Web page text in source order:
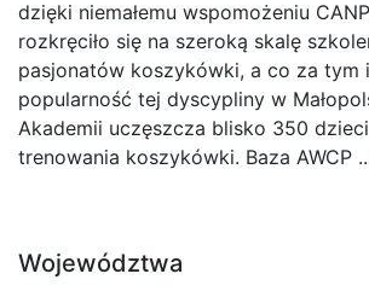
dzięki niemałemu wspomożeniu
rozkręciło się na szeroką skalę
pasjonatów koszykówki, a co za tym
popularność tej dyscypliny w
Akademii uczęszcza blisko 350
trenowania koszykówki. Baza AWCP
Województwa